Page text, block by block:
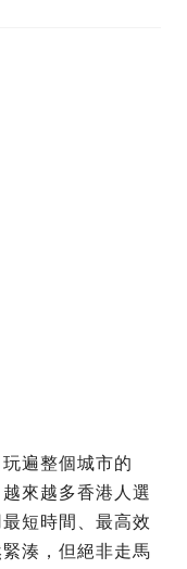
遍整個城市的
來越多香港人選
短時間、最高效
湊，但絕非走馬